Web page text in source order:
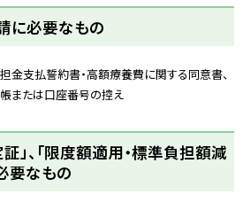
必要なもの
金支払誓約書・高額療養費に関する同意書、
または口座番号の控え
、「限度額適用・標準負担額減
要なもの